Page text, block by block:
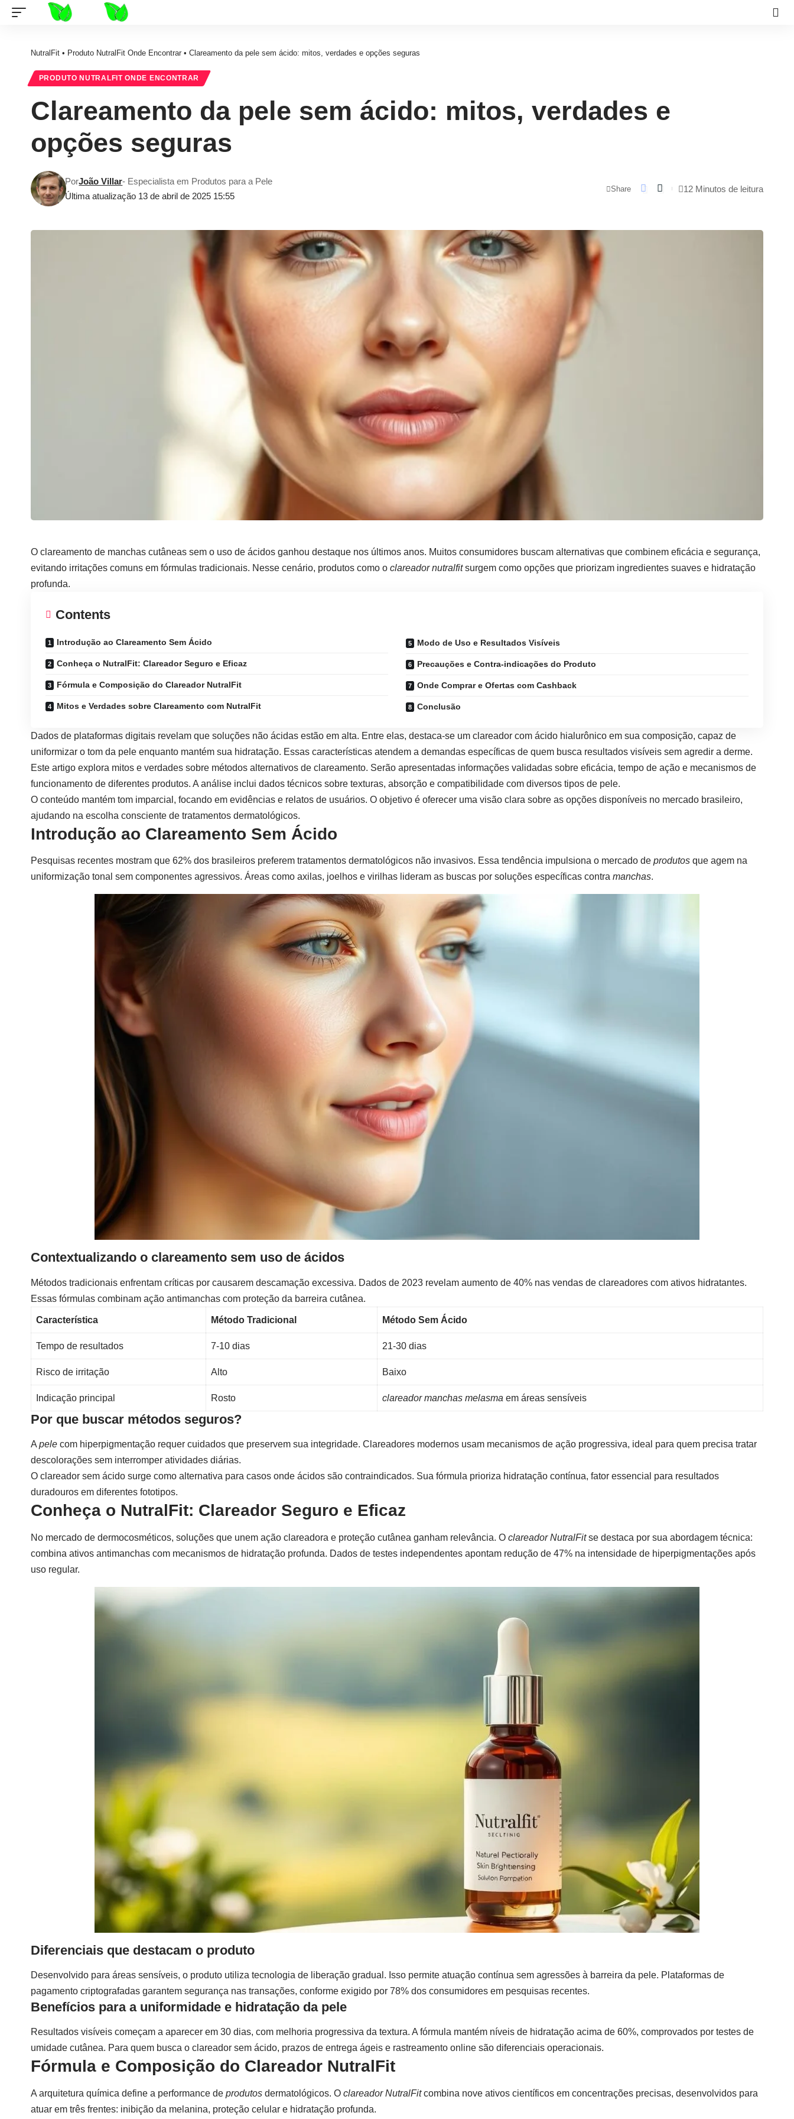
NutralFit • Produto NutralFit Onde Encontrar • Clareamento da pele sem ácido: mitos, verdades e opções seguras
PRODUTO NUTRALFIT ONDE ENCONTRAR
Clareamento da pele sem ácido: mitos, verdades e
opções seguras
Última atualização 13 de abril de 2025 15:55
PorJoão Villar- Especialista em Produtos para a Pele
Share 12 Minutos de leitura
O clareamento de manchas cutâneas sem o uso de ácidos ganhou destaque nos últimos anos. Muitos consumidores buscam alternativas que combinem eficácia e segurança,
evitando irritações comuns em fórmulas tradicionais. Nesse cenário, produtos como o clareadornutralfitsurgem como opções que priorizam ingredientes suaves e hidratação
profunda.
Contents
Introdução ao Clareamento Sem Ácido
Conheça o NutralFit: Clareador Seguro e Eficaz
Fórmula e Composição do Clareador NutralFit
Mitos e Verdades sobre Clareamento com NutralFit
Modo de Uso e Resultados Visíveis
Precauções e Contra-indicações do Produto
Onde Comprar e Ofertas com Cashback
Conclusão
Dados de plataformas digitais revelam que soluções não ácidas estão em alta. Entre elas, destaca-se um clareador com ácido hialurônico em sua composição, capaz de
uniformizar o tom da pele enquanto mantém sua hidratação. Essas características atendem a demandas específicas de quem busca resultados visíveis sem agredir a derme.
Este artigo explora mitos e verdades sobre métodos alternativos de clareamento. Serão apresentadas informações validadas sobre eficácia, tempo de ação e mecanismos de
funcionamento de diferentes produtos. A análise inclui dados técnicos sobre texturas, absorção e compatibilidade com diversos tipos de pele.
O conteúdo mantém tom imparcial, focando em evidências e relatos de usuários. O objetivo é oferecer uma visão clara sobre as opções disponíveis no mercado brasileiro,
ajudando na escolha consciente de tratamentos dermatológicos.
Introdução ao Clareamento Sem Ácido
Pesquisas recentes mostram que 62% dos brasileiros preferem tratamentos dermatológicos não invasivos. Essa tendência impulsiona o mercado de produtos que agem na
uniformização tonal sem componentes agressivos. Áreas como axilas, joelhos e virilhas lideram as buscas por soluções específicas contra manchas.
Contextualizando o clareamento sem uso de ácidos
Métodos tradicionais enfrentam críticas por causarem descamação excessiva. Dados de 2023 revelam aumento de 40% nas vendas de clareadores com ativos hidratantes.
Essas fórmulas combinam ação antimanchas com proteção da barreira cutânea.
Característica Método Tradicional Método Sem Ácido
Tempo de resultados 7-10 dias 21-30 dias
Risco de irritação Alto Baixo
Indicação principal Rosto clareador manchas melasma em áreas sensíveis
Por que buscar métodos seguros?
A pele com hiperpigmentação requer cuidados que preservem sua integridade. Clareadores modernos usam mecanismos de ação progressiva, ideal para quem precisa tratar
descolorações sem interromper atividades diárias.
O clareador sem ácido surge como alternativa para casos onde ácidos são contraindicados. Sua fórmula prioriza hidratação contínua, fator essencial para resultados
duradouros em diferentes fototipos.
Conheça o NutralFit: Clareador Seguro e Eficaz
No mercado de dermocosméticos, soluções que unem ação clareadora e proteção cutânea ganham relevância. O clareador NutralFitse destaca por sua abordagem técnica:
combina ativos antimanchas com mecanismos de hidratação profunda. Dados de testes independentes apontam redução de 47% na intensidade de hiperpigmentações após
uso regular.
Diferenciais que destacam o produto
Desenvolvido para áreas sensíveis, o produto utiliza tecnologia de liberação gradual. Isso permite atuação contínua sem agressões à barreira da pele. Plataformas de
pagamento criptografadas garantem segurança nas transações, conforme exigido por 78% dos consumidores em pesquisas recentes.
Benefícios para a uniformidade e hidratação da pele
Resultados visíveis começam a aparecer em 30 dias, com melhoria progressiva da textura. A fórmula mantém níveis de hidratação acima de 60%, comprovados por testes de
umidade cutânea. Para quem busca o clareador sem ácido, prazos de entrega ágeis e rastreamento online são diferenciais operacionais.
Fórmula e Composição do Clareador NutralFit
A arquitetura química define a performance de produtos dermatológicos. O clareador NutralFitcombina nove ativos científicos em concentrações precisas, desenvolvidos para
atuar em três frentes: inibição da melanina, proteção celular e hidratação profunda.